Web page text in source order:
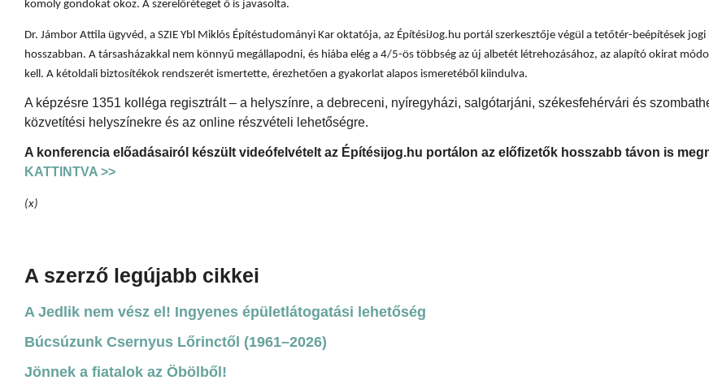
komoly gondokat okoz. A szerelőréteget ő is javasolta.
Dr. Jámbor Attila ügyvéd, a SZIE Ybl Miklós Építéstudományi Kar oktatója, az ÉpítésiJog.hu portál szerkesztője végül a tetőtér-beépítések
hosszabban. A társasházakkal nem könnyű megállapodni, és hiába elég a 4/5-ös többség az új albetét létrehozásához, az alapító okirat
kell. A kétoldali biztosítékok rendszerét ismertette, érezhetően a gyakorlat alapos ismeretéből kiindulva.
A képzésre 1351 kolléga regisztrált – a helyszínre, a debreceni, nyíregyházi, salgótarjáni, székesfehérvári és
közvetítési helyszínekre és az online részvételi lehetőségre.
A konferencia előadásairól készült videófelvételt az Építésijog.hu portálon az előfizetők hosszabb távon is
KATTINTVA >>
(x)
A szerző legújabb cikkei
A Jedlik nem vész el! Ingyenes épületlátogatási lehetőség
Búcsúzunk Csernyus Lőrinctől (1961–2026)
Jönnek a fiatalok az Öbölből!